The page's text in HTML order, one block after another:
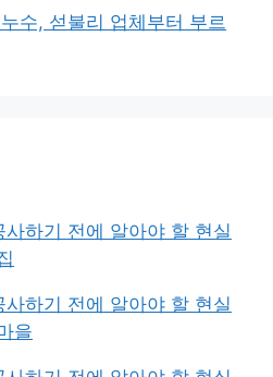
수, 섣불리 업체부터 부르
하기 전에 알아야 할 현실
하기 전에 알아야 할 현실
을